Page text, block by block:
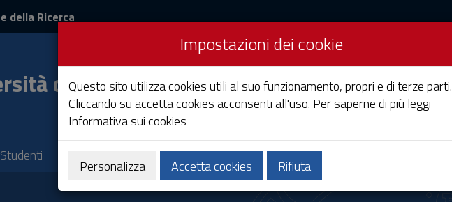
della Ricerca
degli Studi di Cagliari
Studenti Ricerca Società e territorio
Impostazioni dei cookie
Questo sito utilizza cookies utili al suo funzionamento, propri e di terze parti.
Cliccando su accetta cookies acconsenti all'uso. Per saperne di più leggi
Informativa sui cookies
Personalizza Accetta cookies Rifiuta